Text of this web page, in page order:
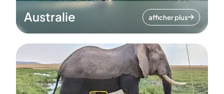
Australie afficher plus